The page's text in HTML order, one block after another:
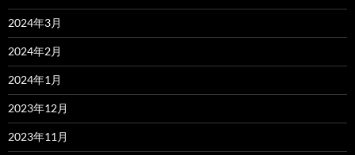
2024年3月
2024年2月
2024年1月
2023年12月
2023年11月